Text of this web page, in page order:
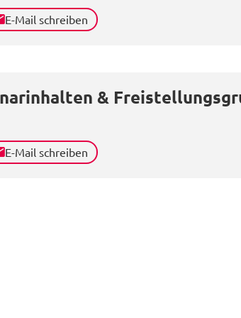
E-Mail schreiben
&
E-Mail schreiben